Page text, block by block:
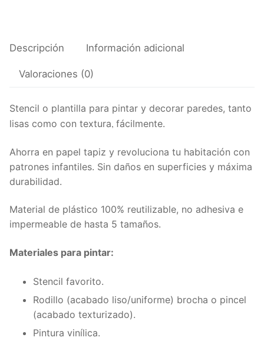
Descripción Información adicional
Valoraciones (0)
Stencil o plantilla para pintar y decorar paredes, tanto
lisas como con textura, fácilmente.
Ahorra en papel tapiz y revoluciona tu habitación con
patrones infantiles. Sin daños en superficies y máxima
durabilidad.
Material de plástico 100% reutilizable, no adhesiva e
impermeable de hasta 5 tamaños.
Materiales para pintar:
Stencil favorito.
Rodillo (acabado liso/uniforme) brocha o pincel
(acabado texturizado).
Pintura vinílica.